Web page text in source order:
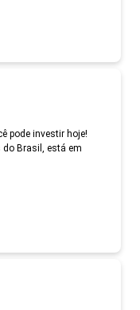
pode investir hoje!
do Brasil, está em